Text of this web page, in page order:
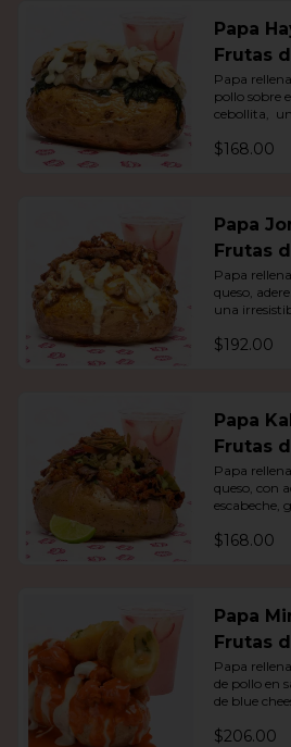
Papa
Frutas
Papa
pollo sobre
cebollita,
$168.00
Papa
Frutas
Papa
queso,
una
$192.00
Papa
Frutas
Papa
queso, con
escabeche,
$168.00
Papa
Frutas
Papa
de pollo en
de blue
relleno de
$206.00